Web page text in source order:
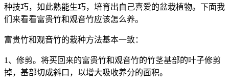
种技巧，如此熟能生巧，培育出自己喜爱的盆栽植物。下面我
们来看看富贵竹和观音竹应该怎么养。
富贵竹和观音竹的栽种方法基本一致：
1、修剪。将买回来的富贵竹和观音竹的竹茎基部的叶子修剪
掉，基部切成斜口，以增大吸收养分的面积。